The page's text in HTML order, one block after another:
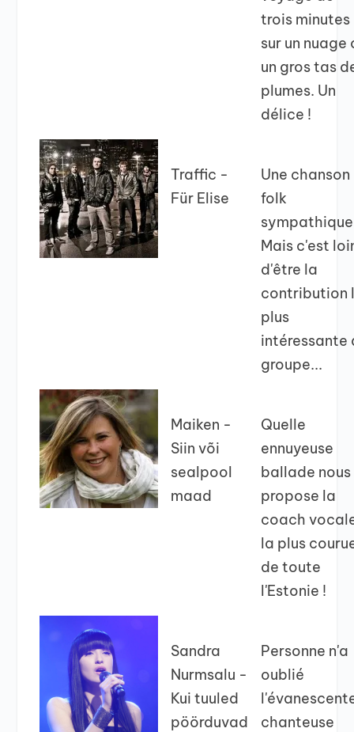
trois minutes
sur un nuage
un gros tas
plumes. Un
délice !
Traffic -
Für Elise
Une chanson
folk
Mais c'est
d'être la
contribution
plus
intéressante
groupe...
Maiken -
Siin või
sealpool
maad
Quelle
ennuyeuse
ballade nous
propose la
coach
la plus
de toute
l'Estonie !
Sandra
Nurmsalu -
Kui tuuled
pöörduvad
Personne n'a
oublié
chanteuse